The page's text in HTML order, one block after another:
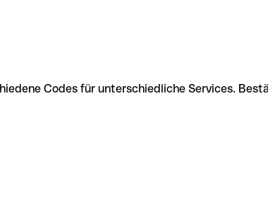
Codes für unterschiedliche Services.